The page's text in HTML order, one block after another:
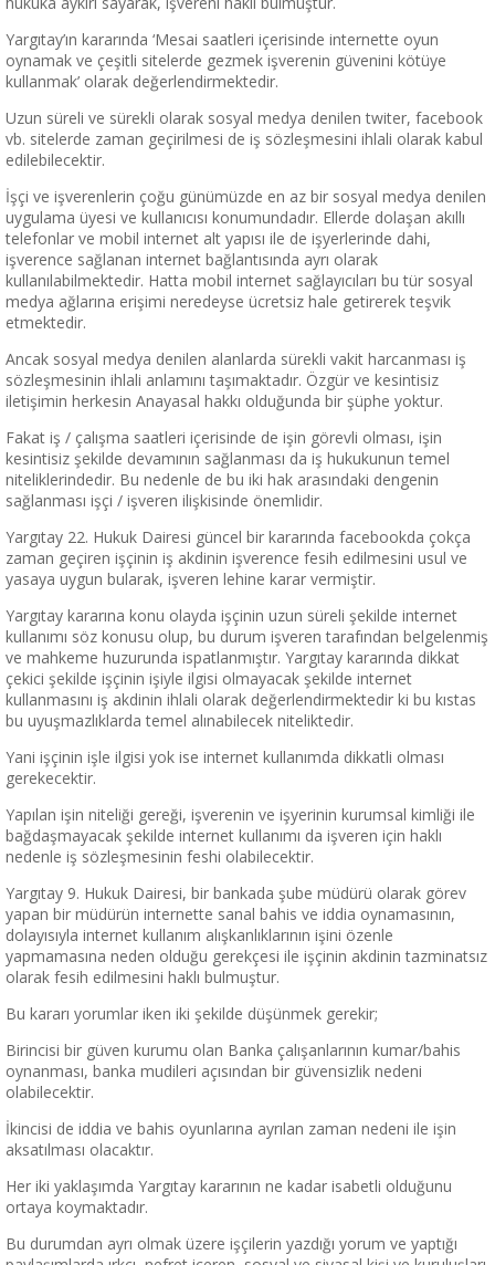
Yargıtay’ın kararında ‘Mesai saatleri içerisinde internette oyun
oynamak ve çeşitli sitelerde gezmek işverenin güvenini kötüye
kullanmak’ olarak değerlendirmektedir.
Uzun süreli ve sürekli olarak sosyal medya denilen twiter, facebook
vb. sitelerde zaman geçirilmesi de iş sözleşmesini ihlali olarak kabul
edilebilecektir.
İşçi ve işverenlerin çoğu günümüzde en az bir sosyal medya denilen
uygulama üyesi ve kullanıcısı konumundadır. Ellerde dolaşan akıllı
telefonlar ve mobil internet alt yapısı ile de işyerlerinde dahi,
işverence sağlanan internet bağlantısında ayrı olarak
kullanılabilmektedir. Hatta mobil internet sağlayıcıları bu tür sosyal
medya ağlarına erişimi neredeyse ücretsiz hale getirerek teşvik
etmektedir.
Ancak sosyal medya denilen alanlarda sürekli vakit harcanması iş
sözleşmesinin ihlali anlamını taşımaktadır. Özgür ve kesintisiz
iletişimin herkesin Anayasal hakkı olduğunda bir şüphe yoktur.
Fakat iş / çalışma saatleri içerisinde de işin görevli olması, işin
kesintisiz şekilde devamının sağlanması da iş hukukunun temel
niteliklerindedir. Bu nedenle de bu iki hak arasındaki dengenin
sağlanması işçi / işveren ilişkisinde önemlidir.
Yargıtay 22. Hukuk Dairesi güncel bir kararında facebookda çokça
zaman geçiren işçinin iş akdinin işverence fesih edilmesini usul ve
yasaya uygun bularak, işveren lehine karar vermiştir.
Yargıtay kararına konu olayda işçinin uzun süreli şekilde internet
kullanımı söz konusu olup, bu durum işveren tarafından belgelenmiş
ve mahkeme huzurunda ispatlanmıştır. Yargıtay kararında dikkat
çekici şekilde işçinin işiyle ilgisi olmayacak şekilde internet
kullanmasını iş akdinin ihlali olarak değerlendirmektedir ki bu kıstas
bu uyuşmazlıklarda temel alınabilecek niteliktedir.
Yani işçinin işle ilgisi yok ise internet kullanımda dikkatli olması
gerekecektir.
Yapılan işin niteliği gereği, işverenin ve işyerinin kurumsal kimliği ile
bağdaşmayacak şekilde internet kullanımı da işveren için haklı
nedenle iş sözleşmesinin feshi olabilecektir.
Yargıtay 9. Hukuk Dairesi, bir bankada şube müdürü olarak görev
yapan bir müdürün internette sanal bahis ve iddia oynamasının,
dolayısıyla internet kullanım alışkanlıklarının işini özenle
yapmamasına neden olduğu gerekçesi ile işçinin akdinin tazminatsız
olarak fesih edilmesini haklı bulmuştur.
Bu kararı yorumlar iken iki şekilde düşünmek gerekir;
Birincisi bir güven kurumu olan Banka çalışanlarının kumar/bahis
oynanması, banka mudileri açısından bir güvensizlik nedeni
olabilecektir.
İkincisi de iddia ve bahis oyunlarına ayrılan zaman nedeni ile işin
aksatılması olacaktır.
Her iki yaklaşımda Yargıtay kararının ne kadar isabetli olduğunu
ortaya koymaktadır.
Bu durumdan ayrı olmak üzere işçilerin yazdığı yorum ve yaptığı